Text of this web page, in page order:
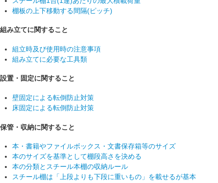
棚板の上下移動する間隔(ピッチ)
組み立てに関すること
組立時及び使用時の注意事項
組み立てに必要な工具類
設置・固定に関すること
壁固定による転倒防止対策
床固定による転倒防止対策
保管・収納に関すること
本・書籍やファイルボックス・文書保存箱等のサイズ
本のサイズを基準として棚段高さを決める
本の分類とスチール本棚の収納ルール
スチール棚は「上段よりも下段に重いもの」を載せるが基本